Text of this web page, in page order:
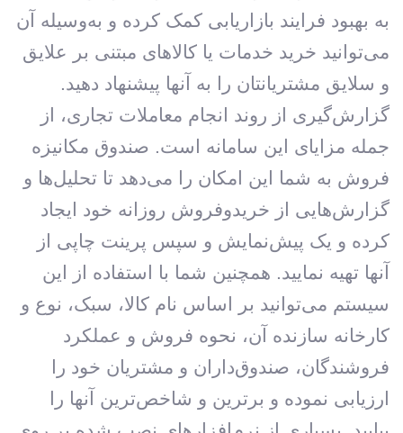
به بهبود فرایند بازاریابی کمک کرده و به‌وسیله آن
می‌توانید خرید خدمات یا کالاهای مبتنی بر علایق
و سلایق مشتریانتان را به آنها پیشنهاد دهید.
گزارش‌گیری از روند انجام معاملات تجاری، از
جمله مزایای این سامانه است. صندوق مکانیزه
فروش به شما این امکان را می‌دهد تا تحلیل‌ها و
گزارش‌هایی از خریدوفروش روزانه خود ایجاد
کرده و یک پیش‌نمایش و سپس پرینت چاپی از
آنها تهیه نمایید. همچنین شما با استفاده از این
سیستم می‌توانید بر اساس نام کالا، سبک، نوع و
کارخانه سازنده آن، نحوه فروش و عملکرد
فروشندگان، صندوق‌داران و مشتریان خود را
ارزیابی نموده و برترین و شاخص‌ترین آنها را